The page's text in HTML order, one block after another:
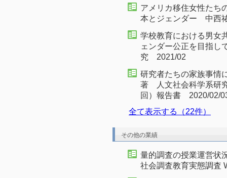
アメリカ移住女性たち
本とジェンダー 中
学校教育における男女
ェンダー公正を目指
究 2021/02
研究者たちの家族事
著 人文社会科学系研
回）報告書 2020/02/
全て表示する（22件）
その他の業績
量的調査の授業運営
社会調査教育実態調